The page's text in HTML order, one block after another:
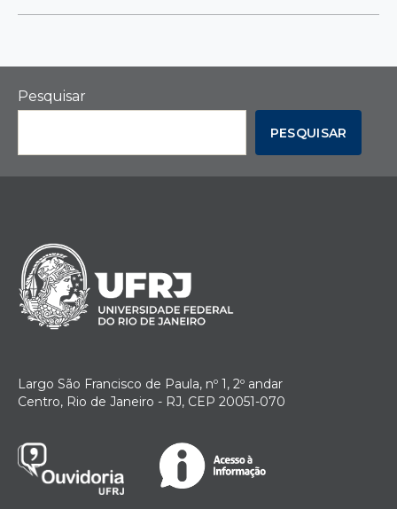
Pesquisar
PESQUISAR
Largo São Francisco de Paula, nº 1, 2º andar
Centro, Rio de Janeiro - RJ, CEP 20051-070